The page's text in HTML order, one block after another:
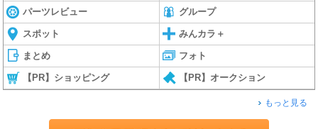
パーツレビュー グループ
スポット みんカラ＋
まとめ フォト
【PR】ショッピング 【PR】オークション
もっと見る